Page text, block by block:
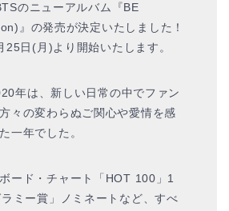
のニューアルバム『BE
』の発売が決定いたしました！
25日(月)より開始いたします。
年は、新しい日常の中でファン
々の変わらぬご関心や愛情を感
一年でした。
ード・チャート「HOT 100」1
ミー賞」ノミネートなど、すべ